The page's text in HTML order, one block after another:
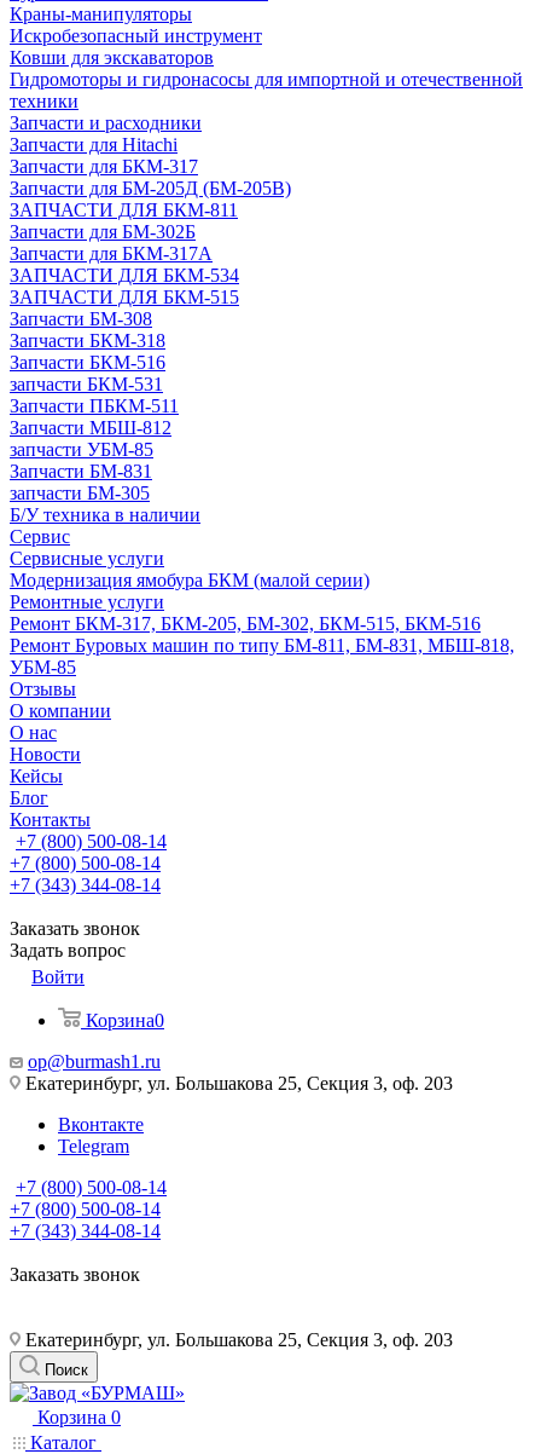
Краны-манипуляторы
Искробезопасный инструмент
Ковши для экскаваторов
Гидромоторы и гидронасосы для импортной и отечественной
техники
Запчасти и расходники
Запчасти для Hitachi
Запчасти для БКМ-317
Запчасти для БМ-205Д (БМ-205В)
ЗАПЧАСТИ ДЛЯ БКМ-811
Запчасти для БМ-302Б
Запчасти для БКМ-317А
ЗАПЧАСТИ ДЛЯ БКМ-534
ЗАПЧАСТИ ДЛЯ БКМ-515
Запчасти БМ-308
Запчасти БКМ-318
Запчасти БКМ-516
запчасти БКМ-531
Запчасти ПБКМ-511
Запчасти МБШ-812
запчасти УБМ-85
Запчасти БМ-831
запчасти БМ-305
Б/У техника в наличии
Сервис
Сервисные услуги
Модернизация ямобура БКМ (малой серии)
Ремонтные услуги
Ремонт БКМ-317, БКМ-205, БМ-302, БКМ-515, БКМ-516
Ремонт Буровых машин по типу БМ-811, БМ-831, МБШ-818,
УБМ-85
Отзывы
О компании
О нас
Новости
Кейсы
Блог
Контакты
+7 (800) 500-08-14
+7 (800) 500-08-14
+7 (343) 344-08-14
Заказать звонок
Задать вопрос
Войти
Корзина0
op@burmash1.ru
Екатеринбург, ул. Большакова 25, Секция 3, оф. 203
Вконтакте
Telegram
+7 (800) 500-08-14
+7 (800) 500-08-14
+7 (343) 344-08-14
Заказать звонок
Екатеринбург, ул. Большакова 25, Секция 3, оф. 203
Поиск
Корзина 0
Каталог